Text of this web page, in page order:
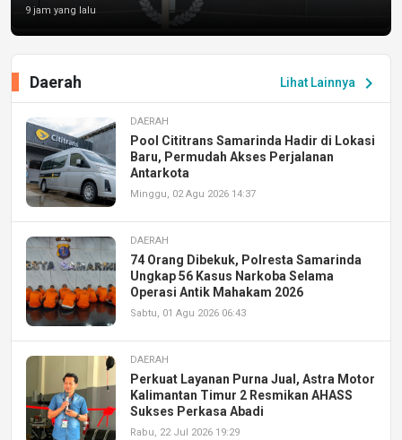
9 jam yang lalu
Lihat Lainnya chevron_right
Daerah
DAERAH
Pool Cititrans Samarinda Hadir di Lokasi
Baru, Permudah Akses Perjalanan
Antarkota
Minggu, 02 Agu 2026 14:37
DAERAH
74 Orang Dibekuk, Polresta Samarinda
Ungkap 56 Kasus Narkoba Selama
Operasi Antik Mahakam 2026
Sabtu, 01 Agu 2026 06:43
DAERAH
Perkuat Layanan Purna Jual, Astra Motor
Kalimantan Timur 2 Resmikan AHASS
Sukses Perkasa Abadi
Rabu, 22 Jul 2026 19:29